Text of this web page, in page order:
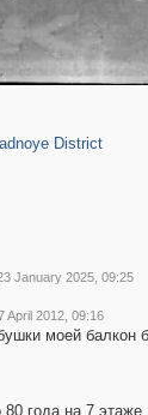
District
January 2025, 09:25
April 2012, 09:16
моей
года на 7 этаже.